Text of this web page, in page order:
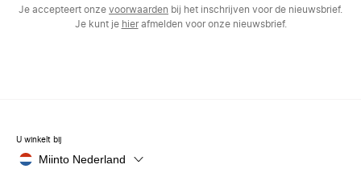
Je accepteert onze voorwaarden bij het inschrijven voor de nieuwsbrief.
Je kunt je hierafmelden voor onze nieuwsbrief.
U winkelt bij
Miinto Nederland